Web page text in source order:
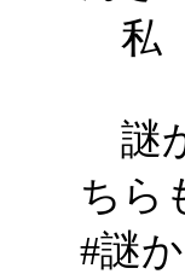
私
謎
ちら
#謎